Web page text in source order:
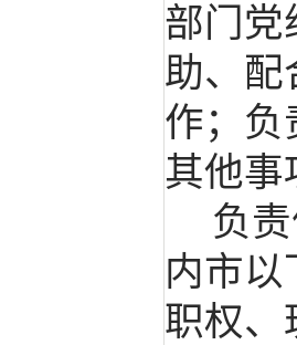
部门党
助、配
作；负
其他事
负
内市
职权、